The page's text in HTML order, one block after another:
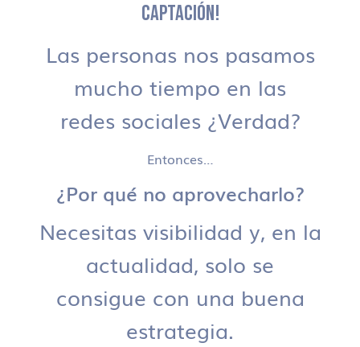
CAPTACIÓN!
Las personas nos pasamos
mucho tiempo en las
redes sociales ¿Verdad?
Entonces…
¿Por qué no aprovecharlo?
Necesitas visibilidad y, en la
actualidad, solo se
consigue con una buena
estrategia.